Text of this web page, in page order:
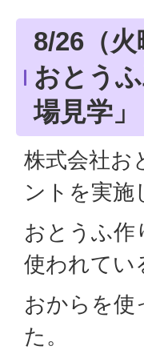
8/26（
おとう
場見学」
株式会社お
ントを実施
おとうふ作
使われてい
おからを使
た。